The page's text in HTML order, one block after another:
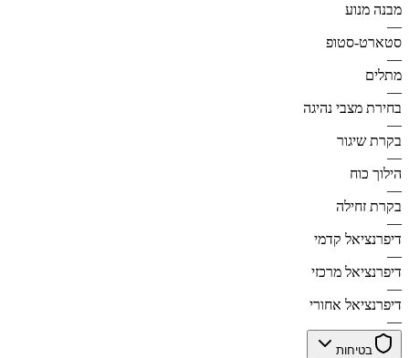
מבנה מנוע
—
סטארט-סטופ
—
מתלים
—
בחירת מצבי נהיגה
—
בקרת שיגור
—
הילוך כוח
—
בקרת זחילה
—
דיפרנציאל קדמי
—
דיפרנציאל מרכזי
—
דיפרנציאל אחורי
—
בטיחות